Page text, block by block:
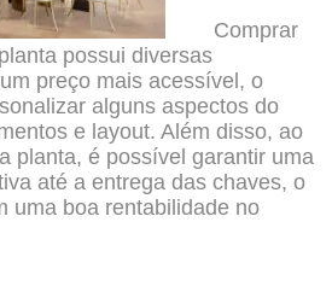
Comprar
possui diversas
preço mais acessível, o
alguns aspectos do
e layout. Além disso, ao
planta, é possível garantir uma
até a entrega das chaves, o
uma boa rentabilidade no